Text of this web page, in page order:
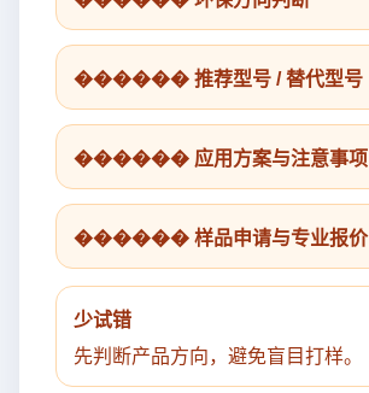
������ 推荐型号 / 替代型号
������ 应用方案与注意事项
������ 样品申请与专业报价
少试错
先判断产品方向，避免盲目打样。